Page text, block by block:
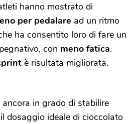
hanno mostrato di
per pedalare ad un ritmo
ha consentito loro di fare un
con meno fatica.
è risultata migliorata.
in grado di stabilire
dosaggio ideale di cioccolato